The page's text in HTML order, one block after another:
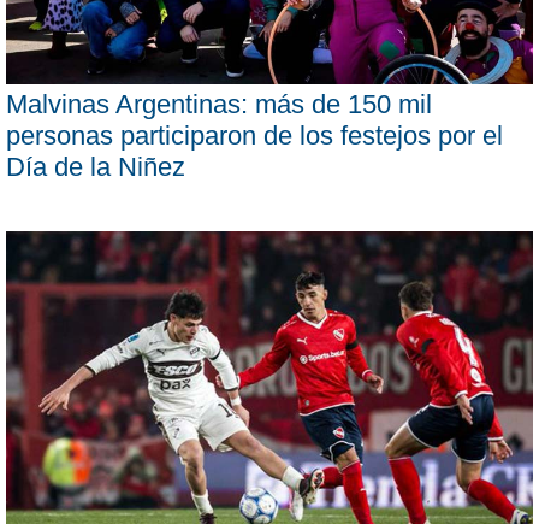
Malvinas Argentinas: más de 150 mil
personas participaron de los festejos por el
Día de la Niñez